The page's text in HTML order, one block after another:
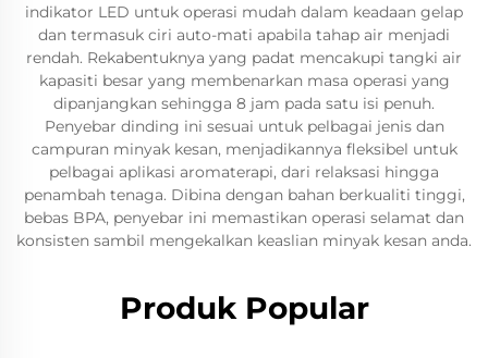
indikator LED untuk operasi mudah dalam keadaan gelap
dan termasuk ciri auto-mati apabila tahap air menjadi
rendah. Rekabentuknya yang padat mencakupi tangki air
kapasiti besar yang membenarkan masa operasi yang
dipanjangkan sehingga 8 jam pada satu isi penuh.
Penyebar dinding ini sesuai untuk pelbagai jenis dan
campuran minyak kesan, menjadikannya fleksibel untuk
pelbagai aplikasi aromaterapi, dari relaksasi hingga
penambah tenaga. Dibina dengan bahan berkualiti tinggi,
bebas BPA, penyebar ini memastikan operasi selamat dan
konsisten sambil mengekalkan keaslian minyak kesan anda.
Produk Popular